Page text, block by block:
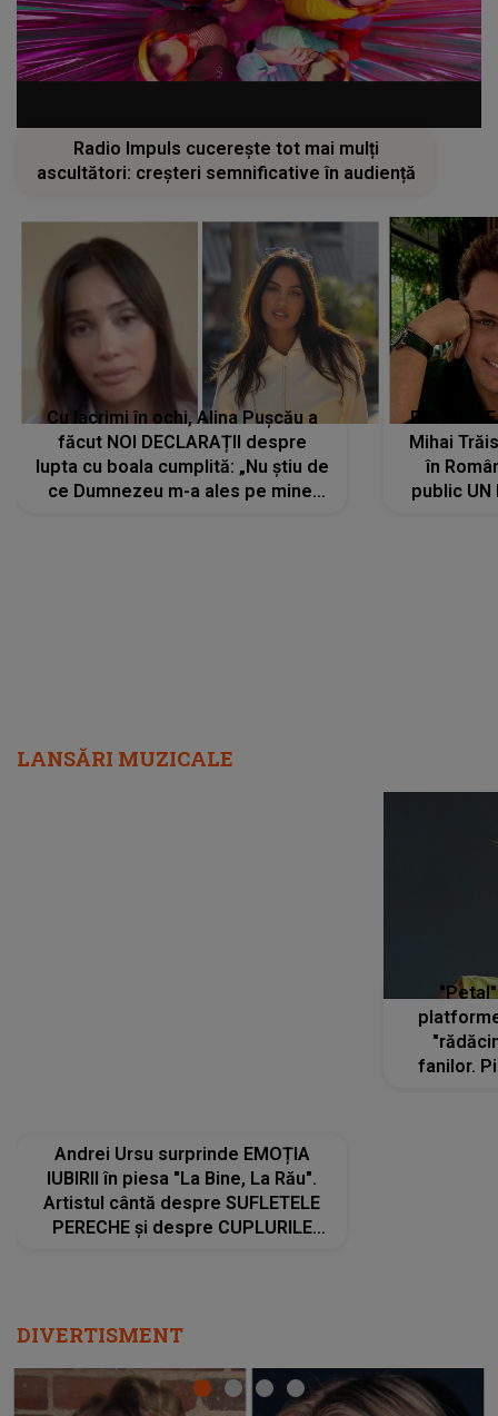
Radio Impuls cucerește tot mai mulți
ascultători: creșteri semnificative în audiență
Cu lacrimi în ochi, Alina Pușcău a
făcut NOI DECLARAȚII despre
lupta cu boala cumplită: „Nu știu de
ce Dumnezeu m-a ales pe mine.
Mihai
în
public UN
LANSĂRI MUZICALE
fanilor.
DIVERTISMENT